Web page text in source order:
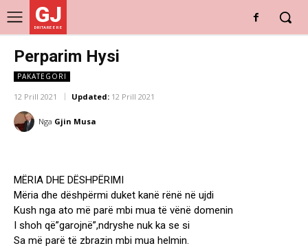
GJ
DRITARE E RE
Perparim Hysi
PAKATEGORI
12 Prill 2021 Updated: 12 Prill 2021
Nga Gjin Musa
MËRIA DHE DËSHPËRIMI
Mëria dhe dëshpërmi duket kanë rënë në ujdi
Kush nga ato më parë mbi mua të vënë domenin
I shoh që”garojnë”,ndryshe nuk ka se si
Sa më parë të zbrazin mbi mua helmin.